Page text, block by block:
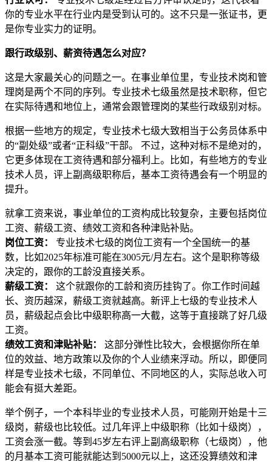
你的专业水平在行业内是受到认可的。这不只是一张证书，更
是你专业实力的证明。
跟行政级别、薪资待遇怎么对应？
这是大家最关心的问题之一。在事业单位里，专业技术岗和管
理岗是两个不同的序列。专业技术七级虽然是技术职称，但它
在实际待遇和地位上，通常会跟管理岗的某些行政级别对标。
根据一些地方的规定，专业技术七级大致相当于公务员体系中
的“副处级”或者“正科级”干部。 不过，这种对标不是绝对的，
它更多体现在工资待遇和部分福利上。比如，有些地方的专业
技术人员，评上副高级职称后，基本工资待遇会有一个明显的
提升。
就拿工资来说，事业单位的工资构成比较复杂，主要包括岗位
工资、薪级工资、绩效工资和各种津贴补贴。
岗位工资：
专业技术七级的岗位工资有一个全国统一的基
数，比如2025年标准可能在3005元/月左右。这个是职称等级
决定的，跟你的工龄没直接关系。
薪级工资：
这个就跟你的工龄和资历挂钩了。你工作时间越
长、资历越深，薪级工资就越高。新评上七级的专业技术人
员，薪级起点会比中级职称高一大截，这等于直接跳了好几级
工资。
绩效工资和津贴补贴：
这部分弹性比较大，会根据你所在单
位的效益、地方政策以及你的个人业绩来浮动。所以，即便同
样是专业技术七级，不同单位、不同地区的人，实际总收入可
能会有挺大差距。
举个例子，一个本科毕业的专业技术人员，可能刚开始是十三
级岗，薪级也比较低。过几年评上中级职称（比如十级岗），
工资会涨一截。等到45岁左右评上副高级职称（七级岗），他
的月基本工资可能就能达到5000元以上，这还没算绩效和津